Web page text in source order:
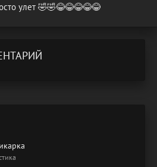
улет 🤣🤣😂😂😂😂😂